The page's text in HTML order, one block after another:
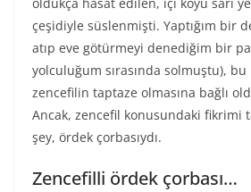
çeşidiyle süslenmişti. Yaptığım bir
atıp eve götürmeyi denediğim bir
yolculuğum sırasında solmuştu),
zencefilin taptaze olmasına bağlı
Ancak, zencefil konusundaki fikrimi
şey, ördek çorbasıydı.
Zencefilli ördek çorbası…